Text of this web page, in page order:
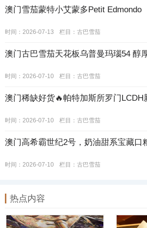
澳门雪茄蒙特小艾蒙多Petit Edmondo
时间：2026-07-13 栏目： 古巴雪茄
澳门古巴雪茄天花板乌普曼玛瑙54 醇
时间：2026-07-10 栏目： 古巴雪茄
澳门稀缺好货🔥帕特加斯所罗门LCDH
时间：2026-07-10 栏目： 古巴雪茄
澳门高希霸世纪2号，奶油甜系宝藏口
时间：2026-07-10 栏目： 古巴雪茄
热点内容